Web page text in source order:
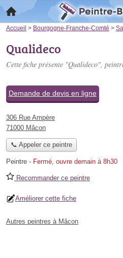
Accueil > Bourgogne-Franche-Comté >
Qualideco
Cette fiche présente "Qualideco",
Demande de devis en ligne
306 Rue Ampère
71000 Mâcon
📞 Appeler ce peintre
Peintre - Fermé, ouvre demain à 8h30
Recommander ce peintre
Améliorer cette fiche
Autres peintres à Mâcon